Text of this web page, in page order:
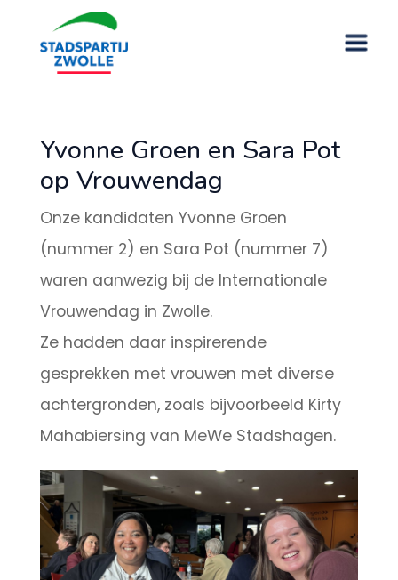
Yvonne Groen en Sara Pot
op Vrouwendag
Onze kandidaten Yvonne Groen
(nummer 2) en Sara Pot (nummer 7)
waren aanwezig bij de Internationale
Vrouwendag in Zwolle.
Ze hadden daar inspirerende
gesprekken met vrouwen met diverse
achtergronden, zoals bijvoorbeeld Kirty
Mahabiersing van MeWe Stadshagen.